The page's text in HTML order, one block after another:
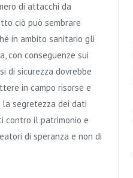
di attacchi da
ciò può sembrare
in ambito sanitario gli
con conseguenze sui
di sicurezza dovrebbe
in campo risorse e
segretezza dei dati
contro il patrimonio e
di speranza e non di